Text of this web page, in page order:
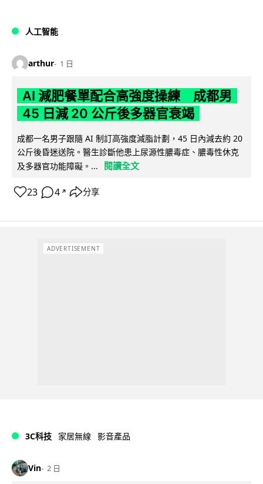
人工智能
arthur 1 日
AI 減肥餐單配合高強度操練 成都男
45 日減 20 公斤後多器官衰竭
成都一名男子跟隨 AI 制訂高強度減脂計劃，45 日內減去約 20
公斤後昏迷送院。醫生診斷他患上尿源性膿毒症、膿毒性休克
及多器官功能障礙。...
閱讀全文
23 4 ↗ 分享
ADVERTISEMENT
3C科技 家居無線 影音產品
Vin 2 日